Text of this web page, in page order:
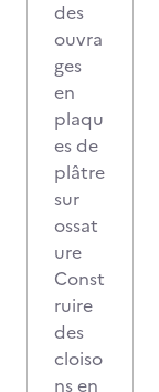
des
ouvra
ges
en
plaqu
es de
plâtre
sur
ossat
ure
Const
ruire
des
cloiso
ns en